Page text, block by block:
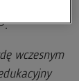
wczesnym